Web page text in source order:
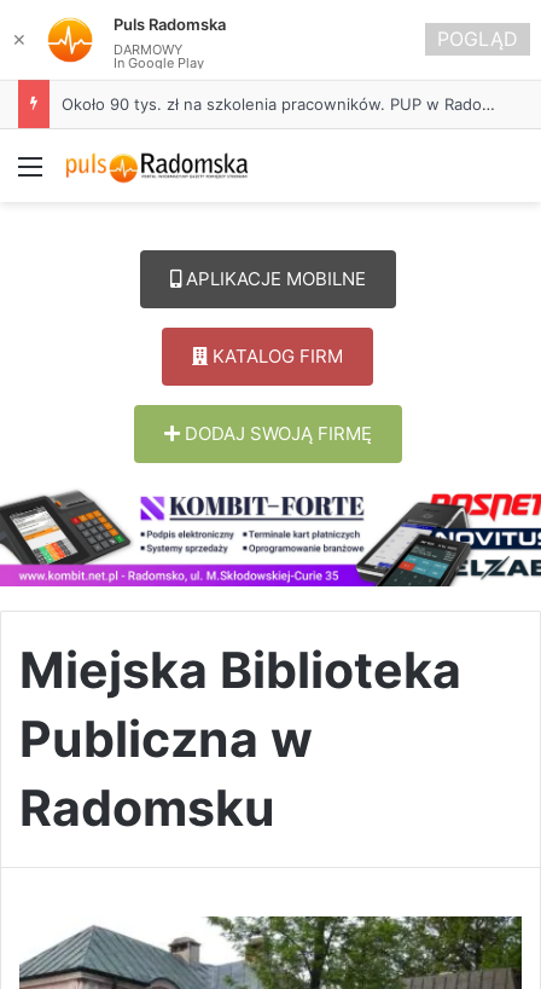
Życie bez alkoholu – lepszy wybór. Radomsko włącza się w Miesiąc Trzeźwości
Menu
APLIKACJE MOBILNE
KATALOG FIRM
DODAJ SWOJĄ FIRMĘ
Miejska Biblioteka
Publiczna w
Radomsku
✕
Puls Radomska
DARMOWY
In Google Play
POGLĄD